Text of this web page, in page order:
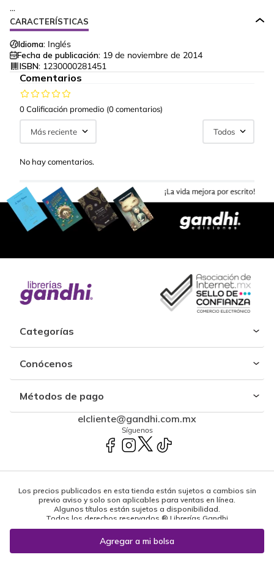
...
CARACTERÍSTICAS
Idioma: Inglés
Fecha de publicación: 19 de noviembre de 2014
ISBN: 1230000281451
Comentarios
0 Calificación promedio (0 comentarios)
Más reciente Todos
No hay comentarios.
Categorías
Conócenos
Métodos de pago
elcliente@gandhi.com.mx
Síguenos
Los precios publicados en esta tienda están sujetos a cambios sin
previo aviso y solo son aplicables para ventas en línea.
Algunos títulos están sujetos a disponibilidad.
Todos los derechos reservados ® Librerías Gandhi